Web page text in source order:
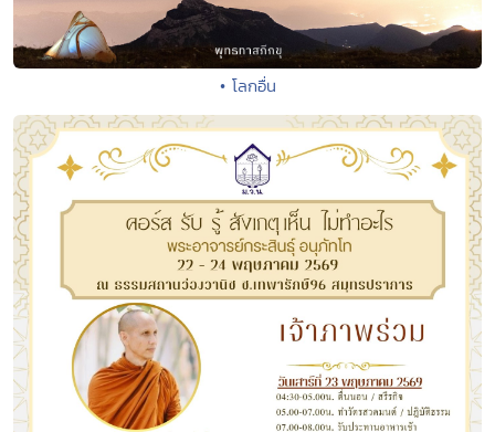
• โลกอื่น